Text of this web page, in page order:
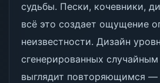
судьбы. Пески, кочевники,
всё это создает ощущение
неизвестности. Дизайн
сгенерированных
выглядит повторяющимся